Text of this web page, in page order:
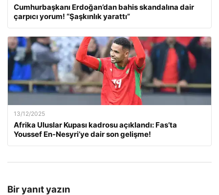
Cumhurbaşkanı Erdoğan’dan bahis skandalına dair
çarpıcı yorum! “Şaşkınlık yarattı”
13/12/2025
Afrika Uluslar Kupası kadrosu açıklandı: Fas’ta
Youssef En-Nesyri’ye dair son gelişme!
Bir yanıt yazın